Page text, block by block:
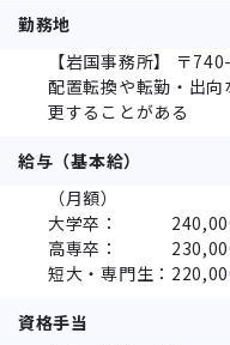
勤務地
【岩国事務所】 〒
配置転換や転勤・出
更することがある
給与（基本給）
（月額）
大学卒：
高専卒：
短大・専門生：
資格手当